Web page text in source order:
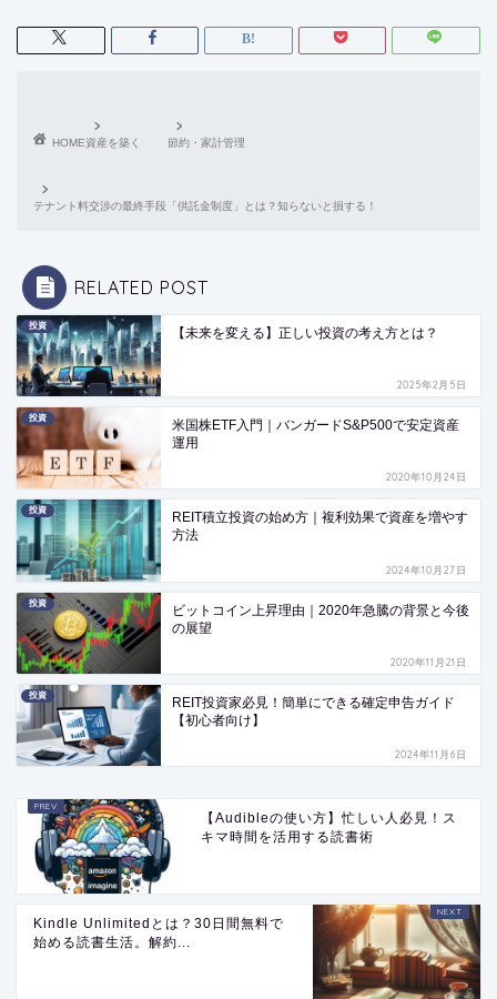
HOME資産を築く 節約・家計管理
テナント料交渉の最終手段「供託金制度」とは？知らないと損する！
RELATED POST
投資 【未来を変える】正しい投資の考え方とは？
2025年2月5日
投資
米国株ETF入門｜バンガードS&P500で安定資産
運用
2020年10月24日
投資
REIT積立投資の始め方｜複利効果で資産を増やす
方法
2024年10月27日
投資
ビットコイン上昇理由｜2020年急騰の背景と今後
の展望
2020年11月21日
投資
REIT投資家必見！簡単にできる確定申告ガイド
【初心者向け】
2024年11月6日
【Audibleの使い方】忙しい人必見！ス
キマ時間を活用する読書術
Kindle Unlimitedとは？30日間無料で
始める読書生活。解約...